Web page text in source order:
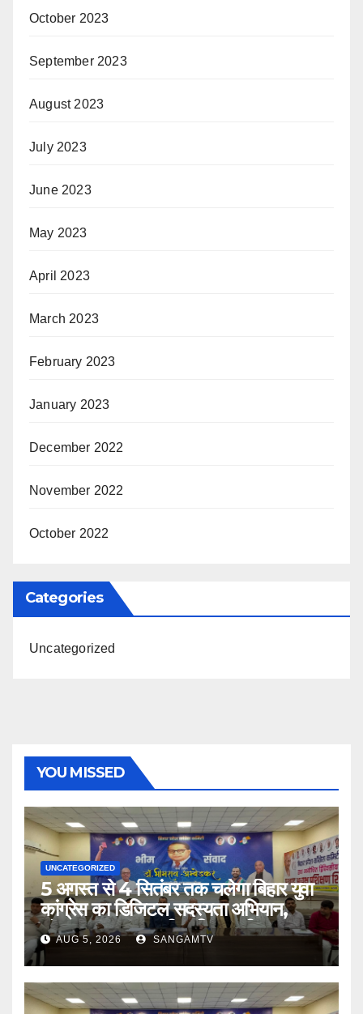
October 2023
September 2023
August 2023
July 2023
June 2023
May 2023
April 2023
March 2023
February 2023
January 2023
December 2022
November 2022
October 2022
Categories
Uncategorized
YOU MISSED
UNCATEGORIZED
5 अगस्त से 4 सितंबर तक चलेगा बिहार युवा
कांग्रेस का डिजिटल सदस्यता अभियान,
संगठनात्मक चुनाव की प्रक्रिया भी शुरू
AUG 5, 2026 SANGAMTV